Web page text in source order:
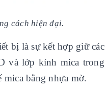
cách hiện đại.
bị là sự kết hợp giữ các
và lớp kính mica trong
mica bằng nhựa mờ.